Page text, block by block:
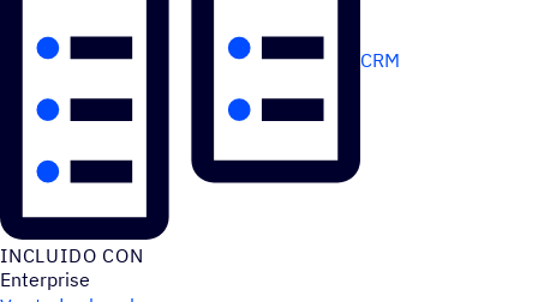
CRM
INCLUIDO CON
Enterprise